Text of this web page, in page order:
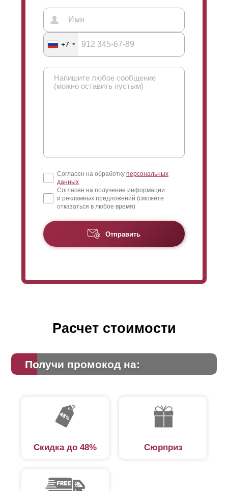
+7
Согласен на обработку персональных
данных
Согласен на получение информации
и рекламных предложений (сможете
отказаться в любое время)
Отправить
Расчет стоимости
Получи промокод на:
Скидка до 48% Сюрприз